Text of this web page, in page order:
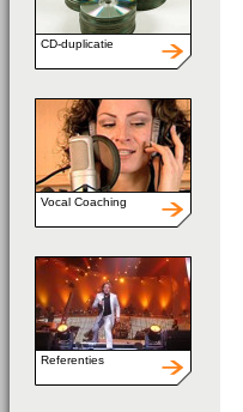
CD-duplicatie
Vocal Coaching
Referenties